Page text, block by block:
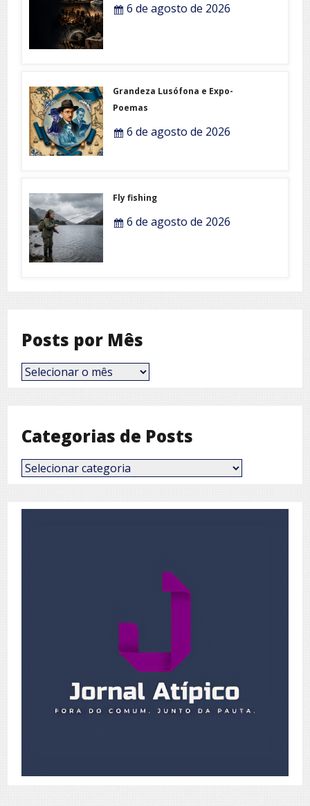
6 de agosto de 2026
Grandeza Lusófona e Expo-
Poemas
6 de agosto de 2026
Fly fishing
6 de agosto de 2026
Posts por Mês
Posts
por
Categorias de Posts
Categorias
de